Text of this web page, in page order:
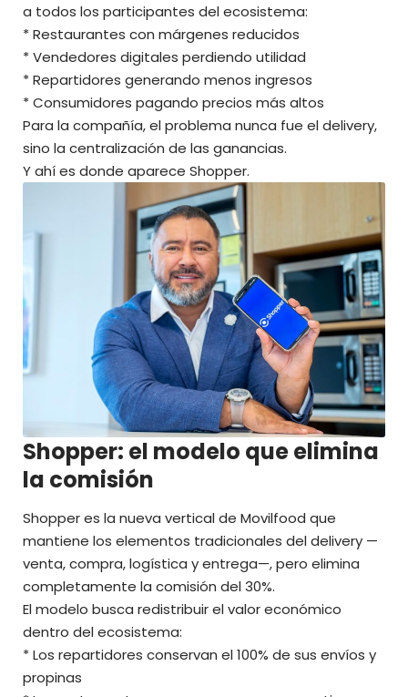
a todos los participantes del ecosistema:
* Restaurantes con márgenes reducidos
* Vendedores digitales perdiendo utilidad
* Repartidores generando menos ingresos
* Consumidores pagando precios más altos
Para la compañía, el problema nunca fue el delivery,
sino la centralización de las ganancias.
Y ahí es donde aparece Shopper.
Shopper: el modelo que elimina
la comisión
Shopper es la nueva vertical de Movilfood que
mantiene los elementos tradicionales del delivery —
venta, compra, logística y entrega—, pero elimina
completamente la comisión del 30%.
El modelo busca redistribuir el valor económico
dentro del ecosistema:
* Los repartidores conservan el 100% de sus envíos y
propinas